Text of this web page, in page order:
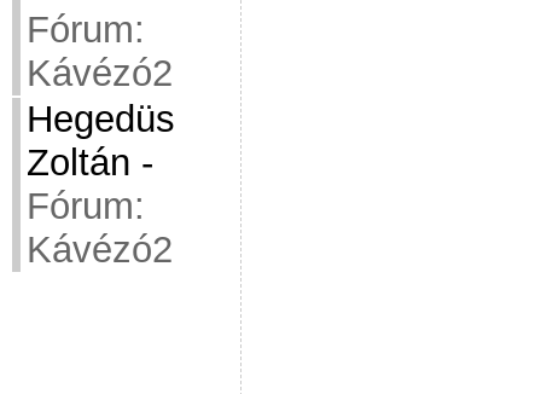
Fórum:
Kávézó2
Hegedüs
Zoltán -
Fórum:
Kávézó2